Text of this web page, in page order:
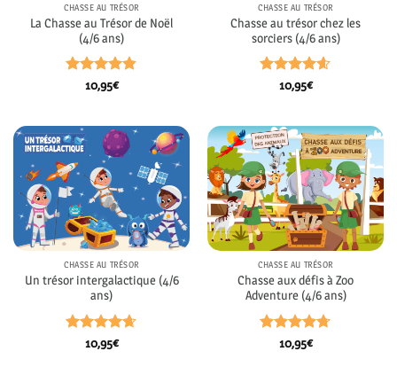
CHASSE AU TRÉSOR
La Chasse au Trésor de Noël
(4/6 ans)
Note4.8
10,95€
CHASSE AU TRÉSOR
Chasse au trésor chez les
sorciers (4/6 ans)
Note4.54
10,95€
CHASSE AU TRÉSOR
Un trésor intergalactique (4/6
ans)
Note4.62
10,95€
CHASSE AU TRÉSOR
Chasse aux défis à Zoo
Adventure (4/6 ans)
Note4.71
10,95€